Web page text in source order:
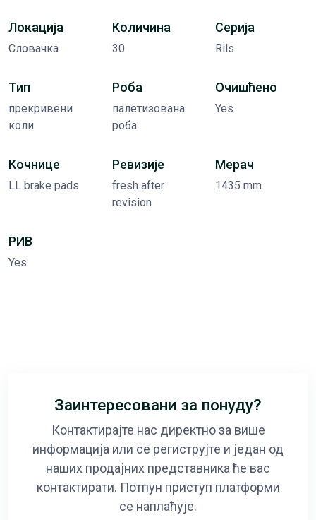
Локација
Словачка
Количина
30
Серија
Rils
Тип
прекривени
коли
Роба
палетизована
роба
Очишћено
Yes
Кочнице
LL brake pads
Ревизије
fresh after
revision
Мерач
1435 mm
РИВ
Yes
Заинтересовани за понуду?
Контактирајте нас директно за више
информација или се региструјте и један од
наших продајних представника ће вас
контактирати. Потпун приступ платформи
се наплаћује.